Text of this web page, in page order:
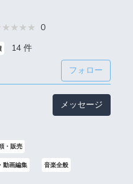
0
14 件
フォロー
メッセージ
・販売
動画編集 音楽全般